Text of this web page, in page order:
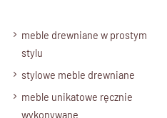
meble drewniane w prostym
stylu
stylowe meble drewniane
meble unikatowe ręcznie
wykonywane